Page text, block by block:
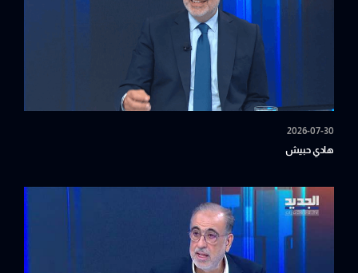
2026-07-30
هادي حبيش